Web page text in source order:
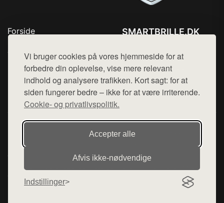
Vi bruger cookies på vores hjemmeside for at
forbedre din oplevelse, vise mere relevant
indhold og analysere trafikken. Kort sagt: for at
siden fungerer bedre – ikke for at være irriterende.
Cookie- og privatlivspolitik.
Accepter alle
Afvis ikke‑nødvendige
Indstillinger
Forside
Top Rabatter
Blog
Kontakt
SMARTBRILLE.DK
Mail: hej@want.dk
Cookie- og privatlivspolitik
Denne side er en del af want.dk, der udgiver en række
hjemmesider med præsentation af forskellige produkter fra
diverse webshops. Der sælges ikke varer fra denne side - vi
varerne på lager.